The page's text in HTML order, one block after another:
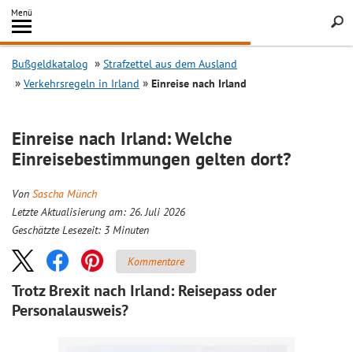
Inhalt
springen
Menü
Search
Bußgeldkatalog
Strafzettel aus dem Ausland
Verkehrsregeln in Irland
Einreise nach Irland
Einreise nach Irland: Welche
Einreisebestimmungen gelten dort?
Von Sascha Münch
Letzte Aktualisierung am: 26. Juli 2026
Geschätzte Lesezeit: 3 Minuten
Kommentare
Trotz Brexit nach Irland: Reisepass oder
Personalausweis?